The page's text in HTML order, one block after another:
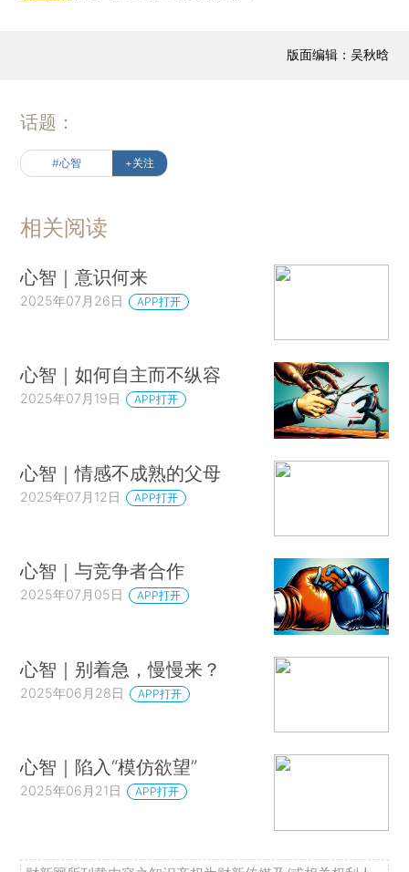
版面编辑：吴秋晗
话题：
#心智 +关注
相关阅读
心智｜意识何来
2025年07月26日 APP打开
心智｜如何自主而不纵容
2025年07月19日 APP打开
心智｜情感不成熟的父母
2025年07月12日 APP打开
心智｜与竞争者合作
2025年07月05日 APP打开
心智｜别着急，慢慢来？
2025年06月28日 APP打开
心智｜陷入“模仿欲望”
2025年06月21日 APP打开